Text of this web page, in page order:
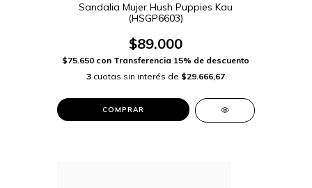
Sandalia Mujer Hush Puppies Kau
(HSGP6603)
$89.000
$75.650 con Transferencia 15% de descuento
3 cuotas sin interés de $29.666,67
COMPRAR